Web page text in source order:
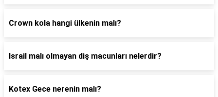
Crown kola hangi ülkenin malı?
Israil malı olmayan diş macunları nelerdir?
Kotex Gece nerenin malı?